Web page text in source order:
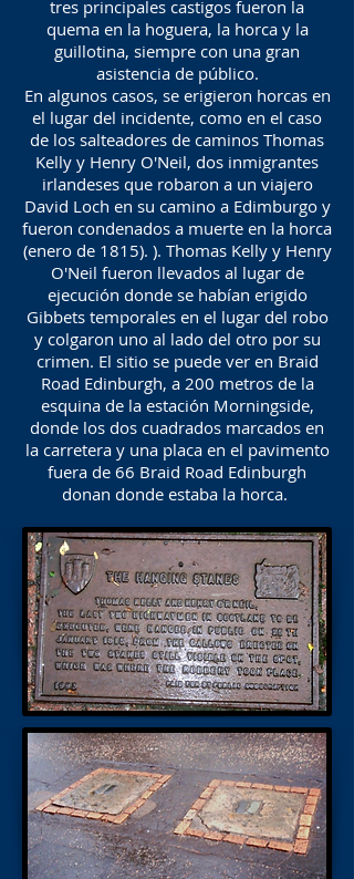
tres principales castigos fueron la
quema en la hoguera, la horca y la
guillotina, siempre con una gran
asistencia de público.
En algunos casos, se erigieron horcas en
el lugar del incidente, como en el caso
de los salteadores de caminos Thomas
Kelly y Henry O'Neil, dos inmigrantes
irlandeses que robaron a un viajero
David Loch en su camino a Edimburgo y
fueron condenados a muerte en la horca
(enero de 1815). ). Thomas Kelly y Henry
O'Neil fueron llevados al lugar de
ejecución donde se habían erigido
Gibbets temporales en el lugar del robo
y colgaron uno al lado del otro por su
crimen. El sitio se puede ver en Braid
Road Edinburgh, a 200 metros de la
esquina de la estación Morningside,
donde los dos cuadrados marcados en
la carretera y una placa en el pavimento
fuera de 66 Braid Road Edinburgh
donan donde estaba la horca.